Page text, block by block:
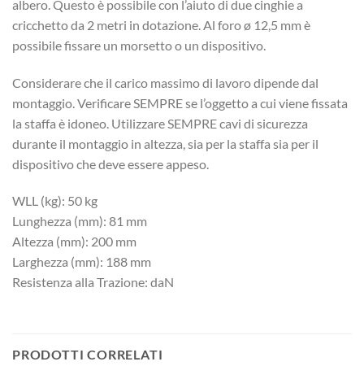
albero. Questo è possibile con l’aiuto di due cinghie a
cricchetto da 2 metri in dotazione. Al foro ø 12,5 mm è
possibile fissare un morsetto o un dispositivo.
Considerare che il carico massimo di lavoro dipende dal
montaggio. Verificare SEMPRE se l’oggetto a cui viene fissata
la staffa è idoneo. Utilizzare SEMPRE cavi di sicurezza
durante il montaggio in altezza, sia per la staffa sia per il
dispositivo che deve essere appeso.
WLL (kg): 50 kg
Lunghezza (mm): 81 mm
Altezza (mm): 200 mm
Larghezza (mm): 188 mm
Resistenza alla Trazione: daN
PRODOTTI CORRELATI